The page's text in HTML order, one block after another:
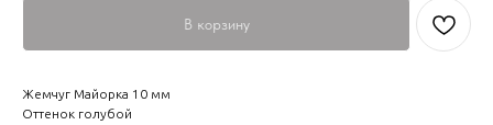
В корзину
Жемчуг Майорка 10 мм
Оттенок голубой